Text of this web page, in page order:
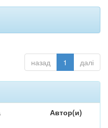
назад 1 далі
Автор(и)